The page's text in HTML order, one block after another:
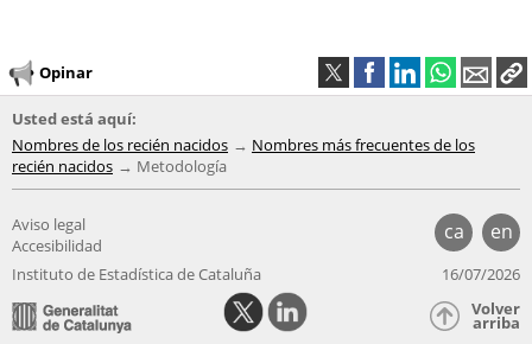
Opinar
Usted está aquí:
Nombres de los recién nacidos
Nombres más frecuentes de los
recién nacidos
Metodología
ca en
Aviso legal
Accesibilidad
Instituto de Estadística de Cataluña
16/07/2026
Volver
arriba